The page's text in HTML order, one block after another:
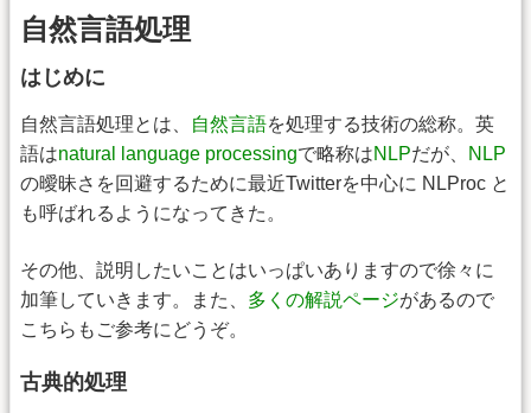
自然言語処理
はじめに
自然言語処理とは、 自然言語を処理する技術の総称。英
語はnatural language processingで略称はNLPだが、
NLP
の曖昧さを回避するために最近Twitterを中心に NLProc と
も呼ばれるようになってきた。
その他、説明したいことはいっぱいありますので徐々に
加筆していきます。また、 多くの解説ページがあるので
こちらもご参考にどうぞ。
古典的処理